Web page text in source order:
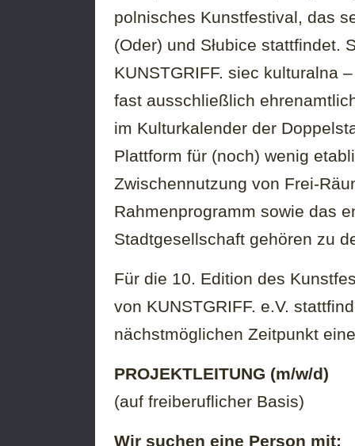
polnisches Kunstfestival, das
(Oder) und Słubice stattfindet.
KUNSTGRIFF. siec kulturalna
fast ausschließlich
im Kulturkalender der
Plattform für (noch) wenig
Zwischennutzung von Frei-
Rahmenprogramm sowie das
Stadtgesellschaft gehören zu
Für die 10. Edition des
von KUNSTGRIFF. e.V.
nächstmöglichen Zeitpunkt eine
PROJEKTLEITUNG (m/w/d)
(auf freiberuflicher Basis)
Wir suchen eine Person mit: